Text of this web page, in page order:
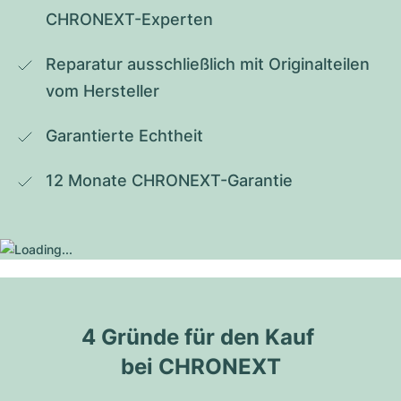
CHRONEXT-Experten
Reparatur ausschließlich mit Originalteilen
vom Hersteller
Garantierte Echtheit
12 Monate CHRONEXT-Garantie
4 Gründe für den Kauf
bei CHRONEXT